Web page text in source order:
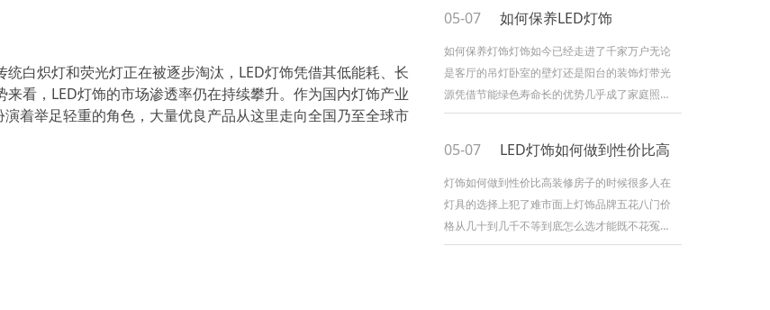
白炽灯和荧光灯正在被逐步淘汰，LED灯饰凭借其低能耗、长
看，LED灯饰的市场渗透率仍在持续攀升。作为国内灯饰产业
着举足轻重的角色，大量优良产品从这里走向全国乃至全球市
聊聊我的一些经验和看法一先明确使用场景选灯
饰的第一步不是看外观好不好看而是要想清楚这
盏灯装在哪里客厅卧室厨房书房不同空间对灯光
的需求可以不同客厅需要明亮大气卧室讲究柔和
温馨厨房则要求灯光够亮
05-07 如何保养LED灯饰
如何保养灯饰灯饰如今已经走进了千家万户无论
是客厅的吊灯卧室的壁灯还是阳台的装饰灯带光
源凭借节能绿色寿命长的优势几乎成了家庭照明
的可选但很多人买回来之后就不管不顾用到出问
饰的日常养护技巧让你家的灯用得更久更亮一定
期清洁是关键灯饰用久了表面难免会积灰灰尘不
仅影响美观还会降低灯光的透射效率让房间显得
暗沉建议每隔一到两个月用柔软的干布轻轻擦拭
灯罩和灯体表面遇到顽固
05-07 LED灯饰如何做到性价比高
灯饰如何做到性价比高装修房子的时候很多人在
灯具的选择上犯了难市面上灯饰品牌五花八门价
格从几十到几千不等到底怎么选才能既不花冤枉
钱又能买到真正好用的产品今天就来聊聊这个话